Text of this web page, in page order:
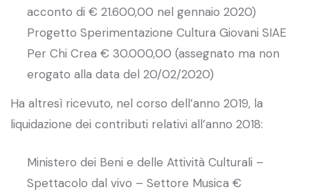
acconto di € 21.600,00 nel gennaio 2020)
Progetto Sperimentazione Cultura Giovani SIAE
Per Chi Crea € 30.000,00 (assegnato ma non
erogato alla data del 20/02/2020)
Ha altresì ricevuto, nel corso dell’anno 2019, la
liquidazione dei contributi relativi all’anno 2018:
Ministero dei Beni e delle Attività Culturali –
Spettacolo dal vivo – Settore Musica €